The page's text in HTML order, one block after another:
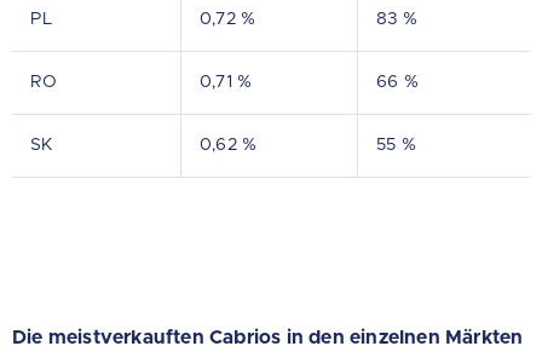
PL 0,72 % 83 %
RO 0,71 % 66 %
SK 0,62 % 55 %
Die meistverkauften Cabrios in den einzelnen Märkten